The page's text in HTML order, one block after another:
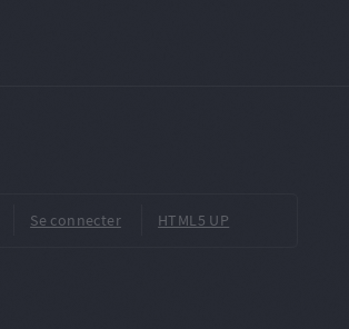
Se connecter HTML5 UP